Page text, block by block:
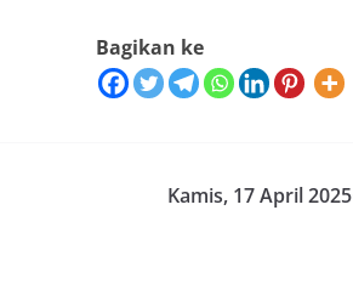
Bagikan ke
Kamis, 17 April 2025